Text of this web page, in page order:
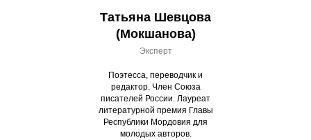
Татьяна Шевцова
(Мокшанова)
Эксперт
Поэтесса, переводчик и
редактор. Член Союза
писателей России. Лауреат
литературной премия Главы
Республики Мордовия для
молодых авторов.